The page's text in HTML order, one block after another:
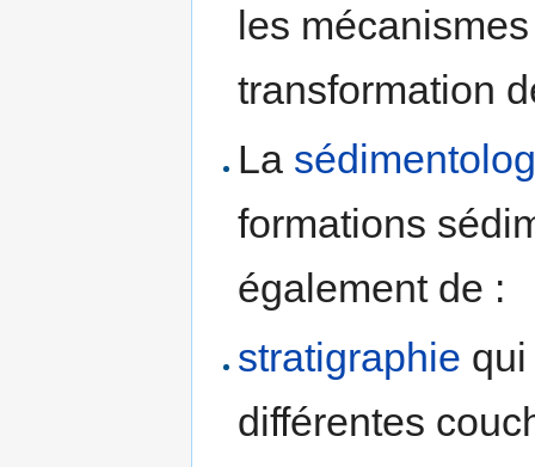
les
transformation
La
formations
également de :
stratigraphie
différentes